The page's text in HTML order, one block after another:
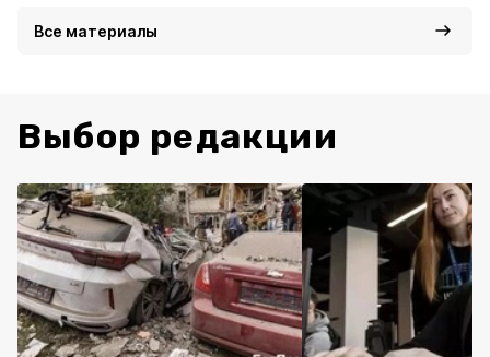
Все материалы
Выбор редакции